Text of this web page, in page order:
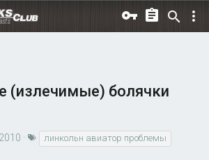
(излечимые) болячки
линкольн авиатор проблемы